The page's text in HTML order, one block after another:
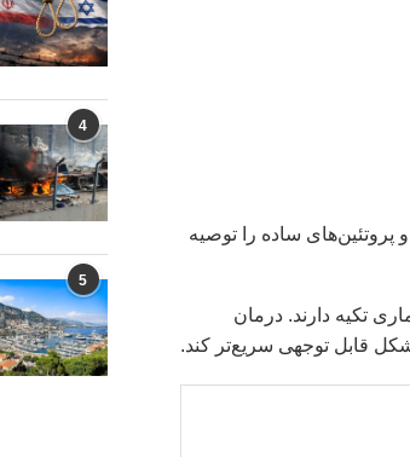
ساده را توصیه
تکیه دارند. درمان
قابل توجهی سریع‌تر کند.
4
5